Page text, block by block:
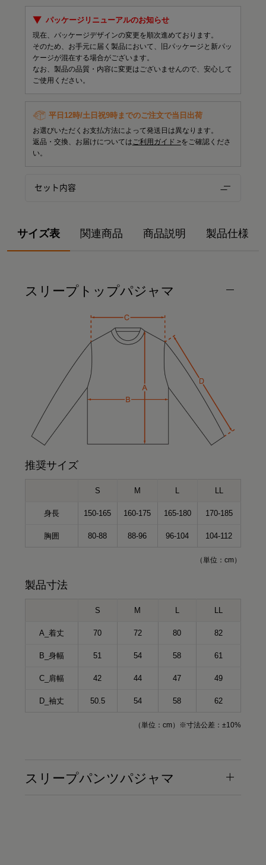
パッケージリニューアルのお知らせ
現在、パッケージデザインの変更を順次進めております。
そのため、お手元に届く製品において、旧パッケージと新パッ
ケージが混在する場合がございます。
なお、製品の品質・内容に変更はございませんので、安心して
ご使用ください。
平日12時/土日祝9時までのご注文で当日出荷
お選びいただくお支払方法によって発送日は異なります。
返品・交換、お届けについてはご利用ガイド >をご確認くださ
い。
セット内容
サイズ表 関連商品 商品説明 製品仕様
スリープトップパジャマ
推奨サイズ
S M L LL
身長 150-165 160-175 165-180 170-185
胸囲 80-88 88-96 96-104 104-112
（単位：cm）
製品寸法
S M
A_着丈 70 72 80 82
B_身幅 51 54 58 61
C_肩幅 42 44 47 49
D_袖丈 50.5 54 58 62
（単位：cm）※寸法公差：±10%
スリープパンツパジャマ